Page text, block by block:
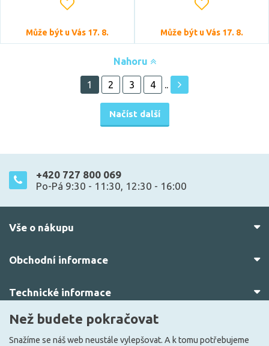
Může být u Vás 17. 8. Může být u Vás 17. 8.
Nahoru
Načíst další
1 2 3 4 ..
+420 727 800 069
Po-Pá 9:30 - 11:30, 12:30 - 16:00
Vše o nákupu
Obchodní informace
Technické informace
O nás
Než budete pokračovat
Snažíme se náš web neustále vylepšovat. A k tomu potřebujeme